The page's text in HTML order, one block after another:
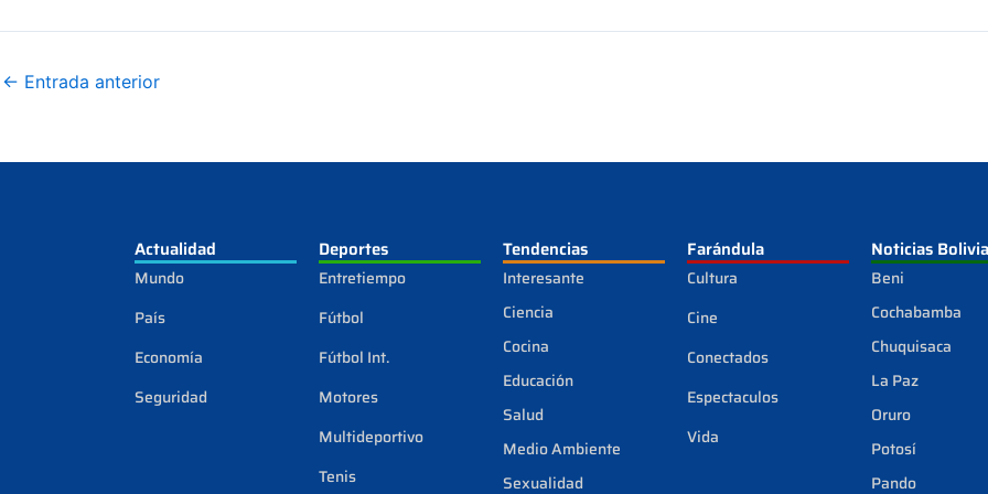
← Entrada anterior
Actualidad
Mundo
País
Economía
Seguridad
Deportes
Entretiempo
Fútbol
Fútbol Int.
Motores
Multideportivo
Tenis
Tendencias
Interesante
Ciencia
Cocina
Educación
Salud
Medio Ambiente
Sexualidad
Farándula
Cultura
Cine
Conectados
Espectaculos
Vida
Noticias Bolivia
Beni
Cochabamba
Chuquisaca
La Paz
Oruro
Potosí
Pando